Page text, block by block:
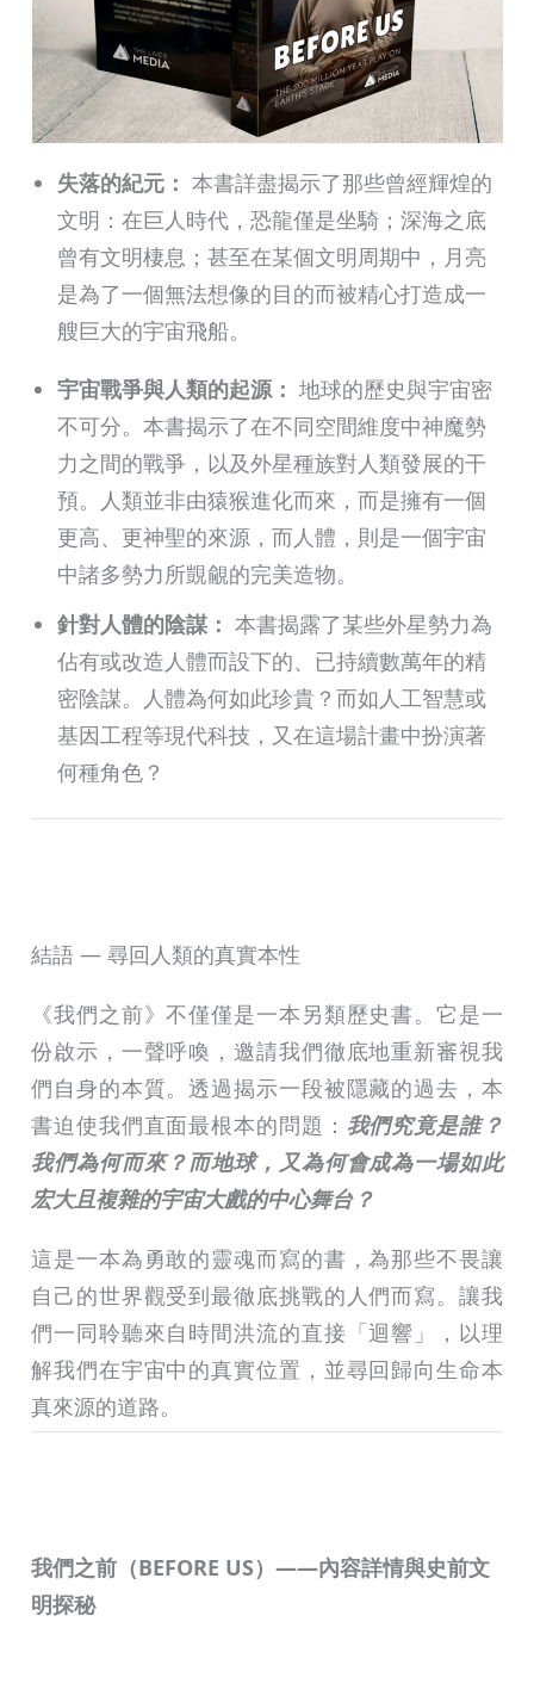
失落的紀元： 本書詳盡揭示了那些曾經輝煌的
文明：在巨人時代，恐龍僅是坐騎；深海之底
曾有文明棲息；甚至在某個文明周期中，月亮
是為了一個無法想像的目的而被精心打造成一
艘巨大的宇宙飛船。
宇宙戰爭與人類的起源： 地球的歷史與宇宙密
不可分。本書揭示了在不同空間維度中神魔勢
力之間的戰爭，以及外星種族對人類發展的干
預。人類並非由猿猴進化而來，而是擁有一個
更高、更神聖的來源，而人體，則是一個宇宙
中諸多勢力所覬覦的完美造物。
針對人體的陰謀： 本書揭露了某些外星勢力為
佔有或改造人體而設下的、已持續數萬年的精
密陰謀。人體為何如此珍貴？而如人工智慧或
基因工程等現代科技，又在這場計畫中扮演著
何種角色？
結語 ― 尋回人類的真實本性
《我們之前》不僅僅是一本另類歷史書。它是一
份啟示，一聲呼喚，邀請我們徹底地重新審視我
們自身的本質。透過揭示一段被隱藏的過去，本
書迫使我們直面最根本的問題： 我們究竟是誰？
我們為何而來？而地球，又為何會成為一場如此
宏大且複雜的宇宙大戲的中心舞台？
這是一本為勇敢的靈魂而寫的書，為那些不畏讓
自己的世界觀受到最徹底挑戰的人們而寫。讓我
們一同聆聽來自時間洪流的直接「迴響」，以理
解我們在宇宙中的真實位置，並尋回歸向生命本
真來源的道路。
我們之前（BEFORE US）——內容詳情與史前文
明探秘